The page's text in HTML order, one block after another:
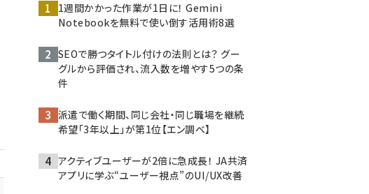
1週間かかった作業が1日に！ Gemini
Notebookを無料で使い倒す活用術8選
SEOで勝つタイトル付けの法則とは？ グー
グルから評価され、流入数を増やす5つの条
件
派遣で働く期間、同じ会社・同じ職場を継続
希望「3年以上」が第1位【エン調べ】
アクティブユーザーが2倍に急成長！ JA共済
アプリに学ぶ“ユーザー視点”のUI/UX改善